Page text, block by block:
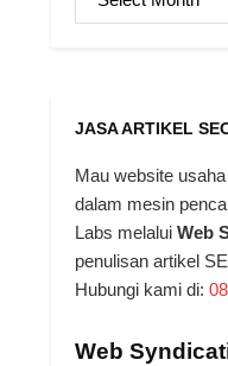
JASA ARTIKEL
Mau website
dalam mesin
Labs melalui Web
penulisan artikel
Hubungi kami di:
Web